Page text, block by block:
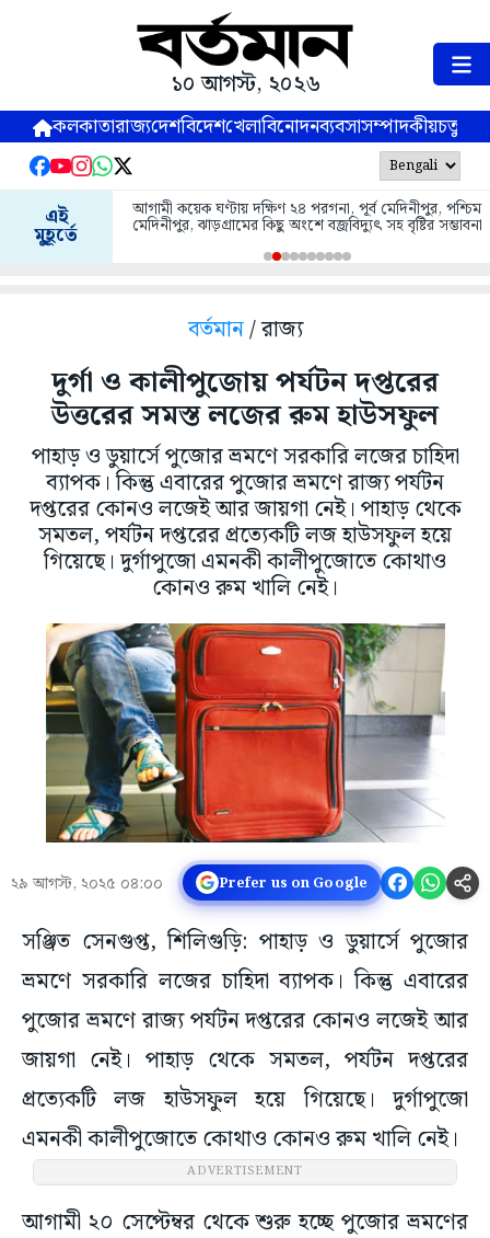
১০ আগস্ট, ২০২৬
কলকাতারাজ্যদেশবিদেশখেলাবিনোদনব্যবসাসম্পাদকীয়
এই
মুহূর্তে
আগামী কয়েক ঘণ্টায় দক্ষিণ ২৪ পরগনা, পূর্ব মেদিনীপুর, পশ্চিম
মেদিনীপুর, ঝাড়গ্রামের কিছু অংশে বজ্রবিদ্যুৎ সহ বৃষ্টির সম্ভাবনা
বর্তমান/ রাজ্য
দুর্গা ও কালীপুজোয় পর্যটন দপ্তরের
উত্তরের সমস্ত লজের রুম হাউসফুল
পাহাড় ও ডুয়ার্সে পুজোর ভ্রমণে সরকারি লজের চাহিদা
ব্যাপক। কিন্তু এবারের পুজোর ভ্রমণে রাজ্য পর্যটন
দপ্তরের কোনও লজেই আর জায়গা নেই। পাহাড় থেকে
সমতল, পর্যটন দপ্তরের প্রত্যেকটি লজ হাউসফুল হয়ে
গিয়েছে। দুর্গাপুজো এমনকী কালীপুজোতে কোথাও
কোনও রুম খালি নেই।
২৯ আগস্ট, ২০২৫ ০৪:০০ Prefer us on Google
সঞ্জিত সেনগুপ্ত, শিলিগুড়ি: পাহাড় ও ডুয়ার্সে পুজোর
ভ্রমণে সরকারি লজের চাহিদা ব্যাপক। কিন্তু এবারের
পুজোর ভ্রমণে রাজ্য পর্যটন দপ্তরের কোনও লজেই আর
জায়গা নেই। পাহাড় থেকে সমতল, পর্যটন দপ্তরের
প্রত্যেকটি লজ হাউসফুল হয়ে গিয়েছে। দুর্গাপুজো
এমনকী কালীপুজোতে কোথাও কোনও রুম খালি নেই।
আগামী ২০ সেপ্টেম্বর থেকে শুরু হচ্ছে পুজোর ভ্রমণের
মরশুম। দলে দলে দেশ বিদেশের পর্যটক আসতে শুরু